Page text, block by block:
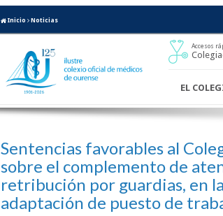
Inicio Noticias
Accesos
EL
Sentencias favorables al
sobre el complemento de
retribución por guardias, en
adaptación de puesto de